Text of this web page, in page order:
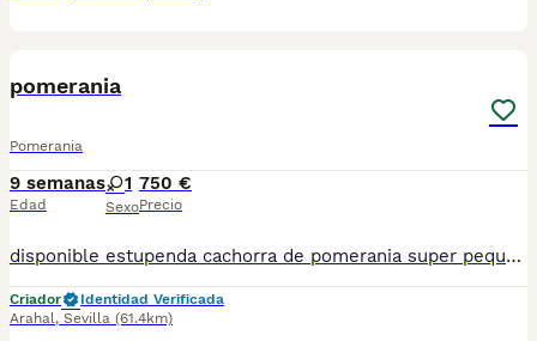
pomerania
Pomerania
9 semanas
Edad
1
Sexo
750 €
Precio
disponible estupenda cachorra de pomerania super pequeña de las mas chica y exclusiva en esta raza super bonita para los mas exigente en esta raza esta vacunada desparasitada y con la cartilla del veterinario ya esta lista para irse a su nuevo hogar hacemos envio a toda españa con posibilidad de contrarembolso llamanos y te informamos cachorros criados en ambiente familiar todos nuestros cachorros van con su contrato
Criador
Identidad Verificada
Arahal, Sevilla (61.4km)